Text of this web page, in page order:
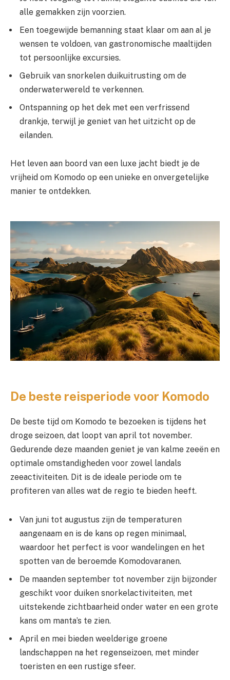
alle gemakken zijn voorzien.
Een toegewijde bemanning staat klaar om aan al je
wensen te voldoen, van gastronomische maaltijden
tot persoonlijke excursies.
Gebruik van snorkelen duikuitrusting om de
onderwaterwereld te verkennen.
Ontspanning op het dek met een verfrissend
drankje, terwijl je geniet van het uitzicht op de
eilanden.
Het leven aan boord van een luxe jacht biedt je de
vrijheid om Komodo op een unieke en onvergetelijke
manier te ontdekken.
De beste reisperiode voor Komodo
De beste tijd om Komodo te bezoeken is tijdens het
droge seizoen, dat loopt van april tot november.
Gedurende deze maanden geniet je van kalme zeeën en
optimale omstandigheden voor zowel landals
zeeactiviteiten. Dit is de ideale periode om te
profiteren van alles wat de regio te bieden heeft.
Van juni tot augustus zijn de temperaturen
aangenaam en is de kans op regen minimaal,
waardoor het perfect is voor wandelingen en het
spotten van de beroemde Komodovaranen.
De maanden september tot november zijn bijzonder
geschikt voor duiken snorkelactiviteiten, met
uitstekende zichtbaarheid onder water en een grote
kans om manta’s te zien.
April en mei bieden weelderige groene
landschappen na het regenseizoen, met minder
toeristen en een rustige sfeer.